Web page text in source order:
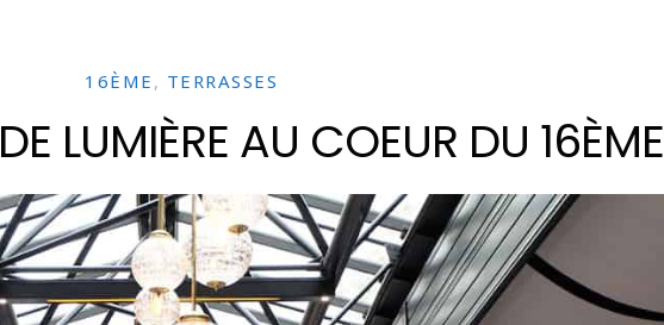
16ÈME , TERRASSES
LUMIÈRE AU COEUR DU 16ÈME